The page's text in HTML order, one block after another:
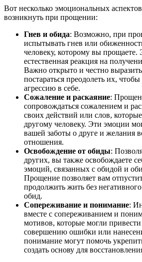
Вот несколько эмоциональных
возникнуть при прощении:
Гнев и обида: Возможно, при
испытывать гнев или
человеку, которому вы прощаете.
естественная реакция на
Важно открыто и честно
постараться преодолеть их,
агрессию в себе.
Сожаление и раскаяние:
сопровождаться сожалением и
своих действий или слов,
другому человеку. Эти эмоции
вашей заботы о друге и желания
отношения.
Освобождение от обиды:
других, вы также освобождаете
эмоций, связанных с обидой и
Прощение позволяет вам
продолжить жить без
обид.
Сопереживание и понимание:
вместе с сопереживанием и
мотивов, которые могли привести
совершению ошибки или
понимание могут помочь
создать основу для